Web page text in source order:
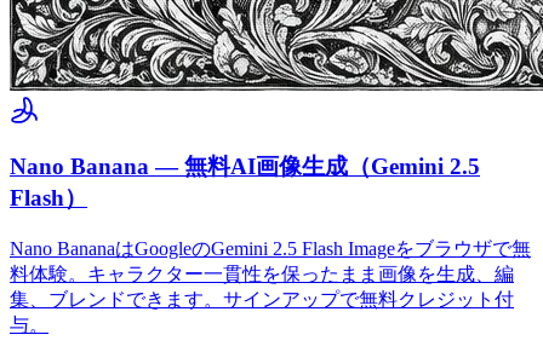
Nano Banana — 無料AI画像生成（Gemini 2.5
Flash）
Nano BananaはGoogleのGemini 2.5 Flash Imageをブラウザで無
料体験。キャラクター一貫性を保ったまま画像を生成、編
集、ブレンドできます。サインアップで無料クレジット付
与。